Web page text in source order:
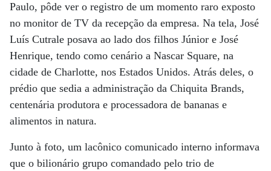
Paulo, pôde ver o registro de um momento raro exposto
no monitor de TV da recepção da empresa. Na tela, José
Luís Cutrale posava ao lado dos filhos Júnior e José
Henrique, tendo como cenário a Nascar Square, na
cidade de Charlotte, nos Estados Unidos. Atrás deles, o
prédio que sedia a administração da Chiquita Brands,
centenária produtora e processadora de bananas e
alimentos in natura.
Junto à foto, um lacônico comunicado interno informava
que o bilionário grupo comandado pelo trio de